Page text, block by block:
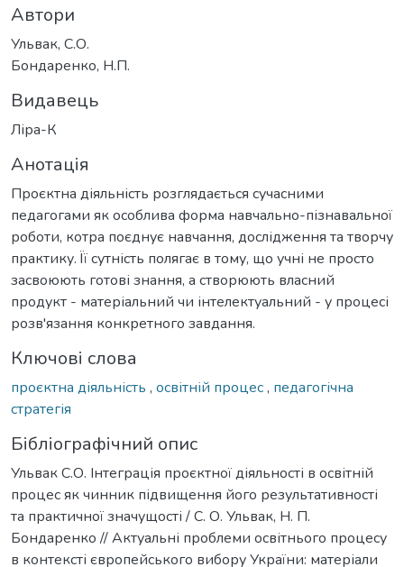
Автори
Ульвак, С.О.
Бондаренко, Н.П.
Видавець
Ліра-К
Анотація
Проєктна діяльність розглядається сучасними
педагогами як особлива форма навчально-пізнавальної
роботи, котра поєднує навчання, дослідження та творчу
практику. Її сутність полягає в тому, що учні не просто
засвоюють готові знання, а створюють власний
продукт - матеріальний чи інтелектуальний - у процесі
розв'язання конкретного завдання.
Ключові слова
проєктна діяльність , освітній процес, педагогічна
стратегія
Бібліографічний опис
Ульвак С.О. Інтеграція проєктної діяльності в освітній
процес як чинник підвищення його результативності
та практичної значущості / С. О. Ульвак, Н. П.
Бондаренко // Актуальні проблеми освітнього процесу
в контексті європейського вибору України: матеріали